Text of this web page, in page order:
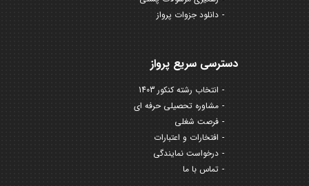
دانلود جزوات پرواز
دسترسی سریع پرواز
انتخاب رشته کنکور 1403
مشاوره تحصیلی حرفه ای
فرصت شغلی
افتخارات و اعتبارات
درخواست نمایندگی
تماس با ما